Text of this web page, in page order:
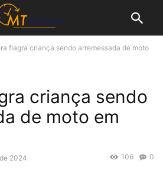
flagra criança sendo arremessada de moto
criança sendo
de moto em
2024 0
106